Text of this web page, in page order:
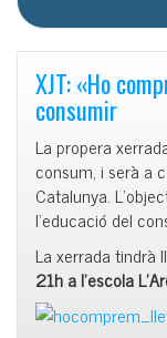
XJT: «Ho
consumir
La propera
consum, i serà a
Catalunya.
l’educació del
La xerrada tindrà
21h a l’escola